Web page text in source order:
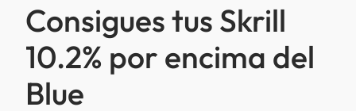
Consigues tus Skrill
10.2% por encima del
Blue